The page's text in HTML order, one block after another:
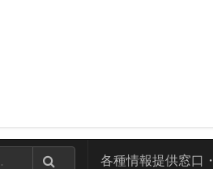
各種情報提供窓口・